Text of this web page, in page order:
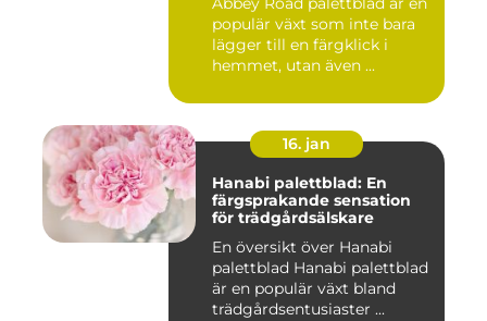
populär växt som inte bara
lägger till en färgklick i
hemmet, utan även ...
16. jan
Hanabi palettblad: En
färgsprakande sensation
för trädgårdsälskare
En översikt över Hanabi
palettblad Hanabi palettblad
är en populär växt bland
trädgårdsentusiaster ...